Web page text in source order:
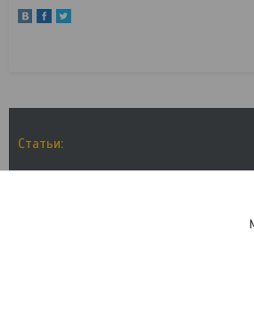
Статьи: